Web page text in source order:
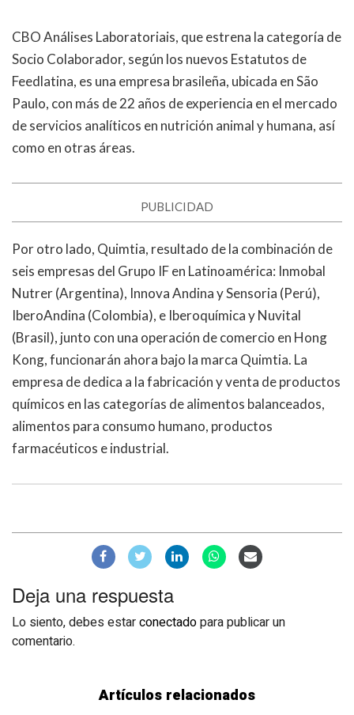
CBO Análises Laboratoriais, que estrena la categoría de
Socio Colaborador, según los nuevos Estatutos de
Feedlatina, es una empresa brasileña, ubicada en São
Paulo, con más de 22 años de experiencia en el mercado
de servicios analíticos en nutrición animal y humana, así
como en otras áreas.
PUBLICIDAD
Por otro lado, Quimtia, resultado de la combinación de
seis empresas del Grupo IF en Latinoamérica: Inmobal
Nutrer (Argentina), Innova Andina y Sensoria (Perú),
IberoAndina (Colombia), e Iberoquímica y Nuvital
(Brasil), junto con una operación de comercio en Hong
Kong, funcionarán ahora bajo la marca Quimtia. La
empresa de dedica a la fabricación y venta de productos
químicos en las categorías de alimentos balanceados,
alimentos para consumo humano, productos
farmacéuticos e industrial.
Deja una respuesta
Lo siento, debes estarconectadopara publicar un
comentario.
Artículos relacionados